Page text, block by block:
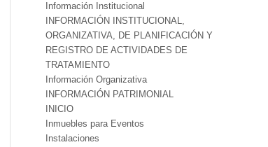
Información Institucional
INFORMACIÓN INSTITUCIONAL,
ORGANIZATIVA, DE PLANIFICACIÓN Y
REGISTRO DE ACTIVIDADES DE
TRATAMIENTO
Información Organizativa
INFORMACIÓN PATRIMONIAL
INICIO
Inmuebles para Eventos
Instalaciones